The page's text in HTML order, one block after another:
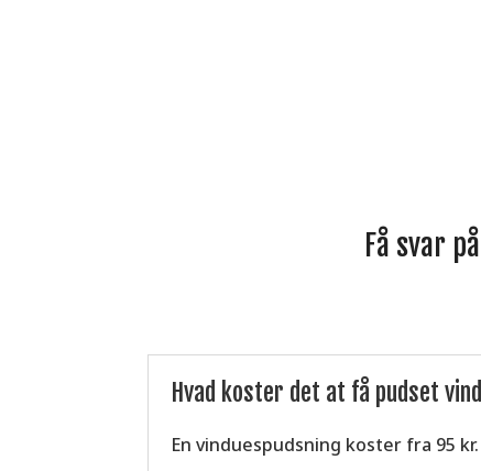
Få svar
Hvad koster det at få pudset
En vinduespudsning koster fra 95